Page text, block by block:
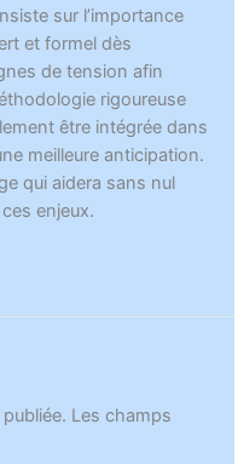
sur l’importance
et formel dès
de tension afin
rigoureuse
être intégrée dans
meilleure anticipation.
qui aidera sans nul
enjeux.
Les champs